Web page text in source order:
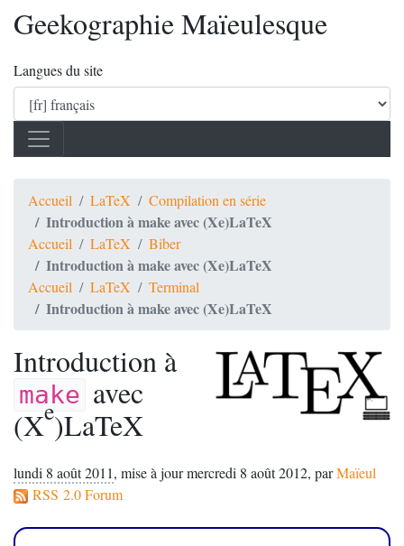
Geekographie Maïeulesque
Langues du site
Accueil LaTeX Compilation en série
Introduction à make avec (Xe)LaTeX
Accueil LaTeX Biber
Introduction à make avec (Xe)LaTeX
Accueil LaTeX Terminal
Introduction à make avec (Xe)LaTeX
Introduction à
make avec
(Xe)LaTeX
lundi 8 août 2011, mise à jour mercredi 8 août 2012, parMaïeul
RSS 2.0 Forum